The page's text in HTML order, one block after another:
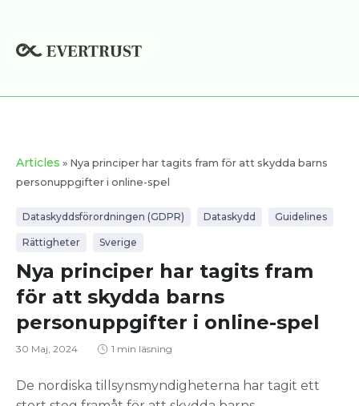
innehåll
Articles » Nya principer har tagits fram för att skydda barns
personuppgifter i online-spel
Dataskyddsförordningen (GDPR) Dataskydd Guidelines
Rättigheter Sverige
Nya principer har tagits fram
för att skydda barns
personuppgifter i online-spel
30 Maj, 2024 1 min läsning
De nordiska tillsynsmyndigheterna har tagit ett